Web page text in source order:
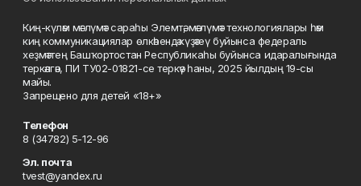
Киң-күләм мәғлүмәт сараһы Элемтә, мәғлүмәт технологиялары һәм
киң коммуникациялар өлкәһендә күҙәтеү буйынса федераль
хеҙмәттең Башҡортостан Республикаһы буйынса идаралығында
теркәлгән, ПИ ТУ02-01821-се теркәү һаны, 2025 йылдың 19-сы
майы.
Запрещено для детей «18+»
Телефон
8 (34782) 5-12-96
Эл. почта
tvest@yandex.ru